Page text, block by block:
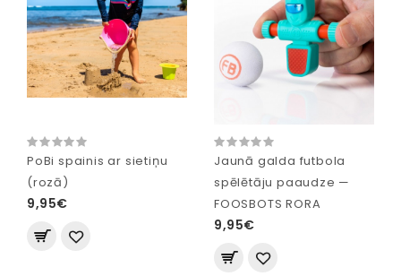
PoBi spainis ar sietiņu
(rozā)
9,95€
Jaunā galda futbola
spēlētāju paaudze —
FOOSBOTS RORA
9,95€